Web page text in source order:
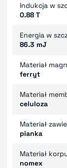
Indukcja w
0.88 T
Energia w
86.3 mJ
Materiał
ferryt
Materiał
celuloza
Materiał
pianka
Materiał
nomex